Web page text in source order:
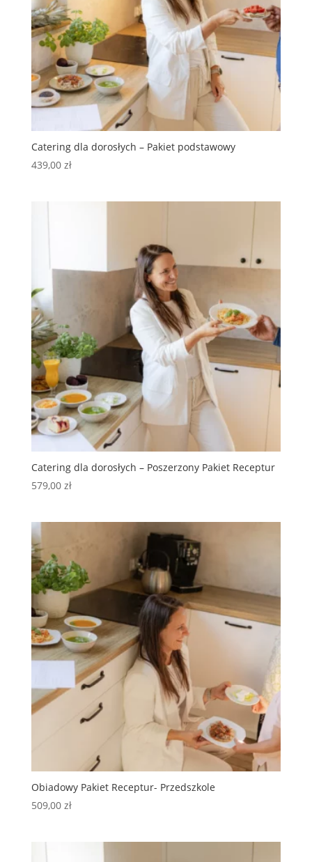
Catering dla dorosłych – Pakiet podstawowy
439,00 zł
Catering dla dorosłych – Poszerzony Pakiet Receptur
579,00 zł
Obiadowy Pakiet Receptur- Przedszkole
509,00 zł